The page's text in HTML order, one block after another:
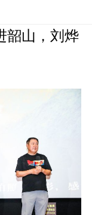
韶山，刘烨